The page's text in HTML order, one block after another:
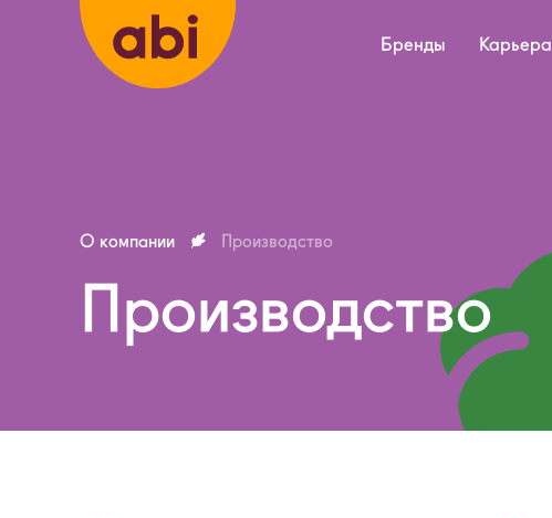
Бренды Карьера
О компании Производство
Производство